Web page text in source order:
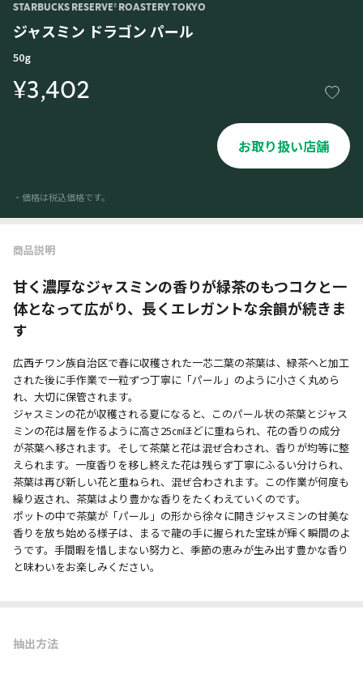
STARBUCKS RESERVE® ROASTERY TOKYO
ジャスミン ドラゴン パール
50g
¥3,402
お取り扱い店舗
・価格は税込価格です。
商品説明
甘く濃厚なジャスミンの香りが緑茶のもつコクと一
体となって広がり、長くエレガントな余韻が続きま
す
広西チワン族自治区で春に収穫された一芯二葉の茶葉は、緑茶へと加工
された後に手作業で一粒ずつ丁寧に「パール」のように小さく丸めら
れ、大切に保管されます。
ジャスミンの花が収穫される夏になると、このパール状の茶葉とジャス
ミンの花は層を作るように高さ25㎝ほどに重ねられ、花の香りの成分
が茶葉へ移されます。そして茶葉と花は混ぜ合わされ、香りが均等に整
えられます。一度香りを移し終えた花は残らず丁寧にふるい分けられ、
茶葉は再び新しい花と重ねられ、混ぜ合わされます。この作業が何度も
繰り返され、茶葉はより豊かな香りをたくわえていくのです。
ポットの中で茶葉が「パール」の形から徐々に開きジャスミンの甘美な
香りを放ち始める様子は、まるで龍の手に握られた宝珠が輝く瞬間のよ
うです。手間暇を惜しまない努力と、季節の恵みが生み出す豊かな香り
と味わいをお楽しみください。
抽出方法